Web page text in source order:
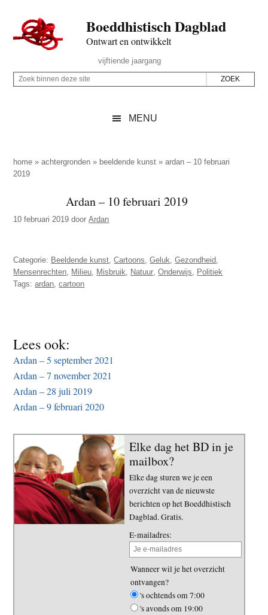
naar
de
inhoud
secondary
naar
de
sidebar
naar
de
Boeddhistisch Dagblad
Ontwart en ontwikkelt
Rechts
vijftiende jaargang
Z
p
d
z
i
t
Z
i
n
n
z
e
e
MENU
home »achtergronden » beeldende kunst »ardan – 10 februari
2019
Ardan – 10 februari 2019
10 februari 2019 doorArdan
Categorie: Beeldende kunst ,Cartoons ,Geluk ,Gezondheid
Mensenrechten Milieu Misbruik Natuur ,Onderwijs
Politiek
Tags:ardan ,cartoon
Lees ook:
Ardan – 5 september 2021
Ardan – 7 november 2021
Ardan – 28 juli 2019
Ardan – 9 februari 2020
Elke dag het BD in je
mailbox?
Elke dag sturen we je een
overzicht van de nieuwste
berichten op het Boeddhistisch
Dagblad. Gratis.
E-mailadres:
Wanneer wil je het overzicht
ontvangen?
's ochtends om 7:00
's avonds om 19:00